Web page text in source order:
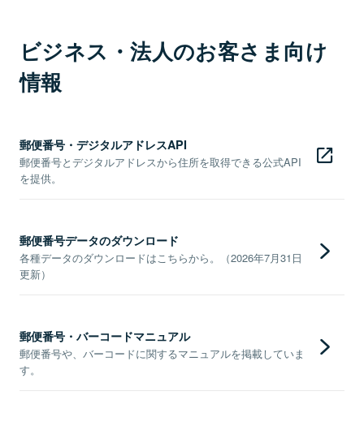
ビジネス・法人のお客さま向け
情報
郵便番号・デジタルアドレスAPI
郵便番号とデジタルアドレスから住所を取得できる公式API
を提供。
郵便番号データのダウンロード
各種データのダウンロードはこちらから。（2026年7月31日
更新）
郵便番号・バーコードマニュアル
郵便番号や、バーコードに関するマニュアルを掲載していま
す。